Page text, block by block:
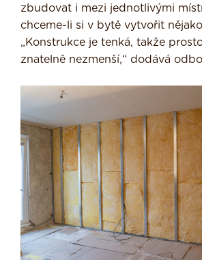
zbudovat i mezi jednotlivými
chceme-li si v bytě vytvořit
„Konstrukce je tenká, takže
znatelně nezmenší,“ dodává